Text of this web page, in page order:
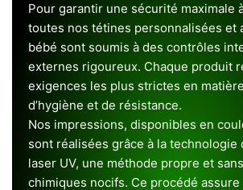
Pour garantir une sécurité maximale
toutes nos tétines personnalisées et
bébé sont soumis à des contrôles
externes rigoureux. Chaque produit
exigences les plus strictes en
d’hygiène et de résistance.
Nos impressions, disponibles en
sont réalisées grâce à la technologie
laser UV, une méthode propre et
chimiques nocifs. Ce procédé assure